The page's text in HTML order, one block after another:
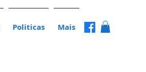
Politicas Mais